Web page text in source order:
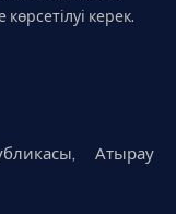
көрсетілуі керек.
Атырау